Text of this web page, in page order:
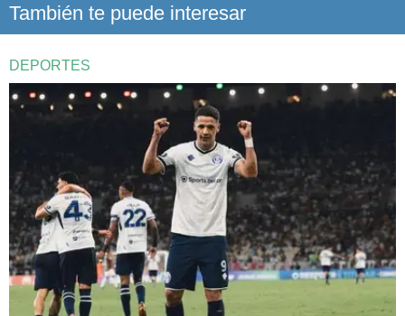
También te puede interesar
DEPORTES